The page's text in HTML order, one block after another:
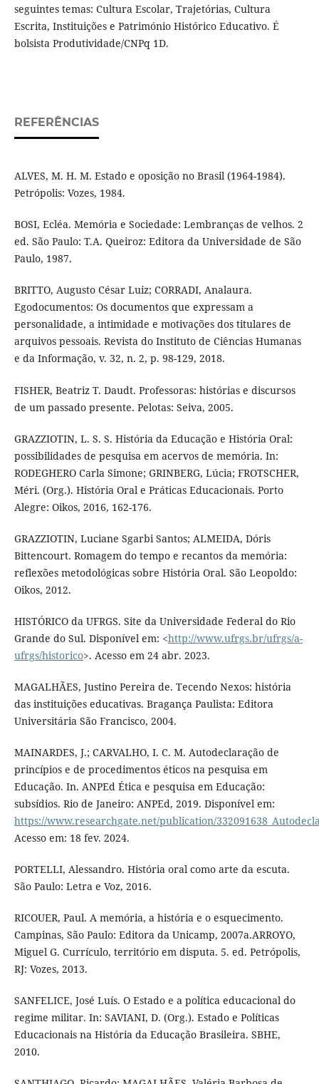
seguintes temas: Cultura Escolar, Trajetórias, Cultura
Escrita, Instituições e Património Histórico Educativo. É
bolsista Produtividade/CNPq 1D.
REFERÊNCIAS
ALVES, M. H. M. Estado e oposição no Brasil (1964-1984).
Petrópolis: Vozes, 1984.
BOSI, Ecléa. Memória e Sociedade: Lembranças de velhos. 2
ed. São Paulo: T.A. Queiroz: Editora da Universidade de São
Paulo, 1987.
BRITTO, Augusto César Luiz; CORRADI, Analaura.
Egodocumentos: Os documentos que expressam a
personalidade, a intimidade e motivações dos titulares de
arquivos pessoais. Revista do Instituto de Ciências Humanas
e da Informação, v. 32, n. 2, p. 98-129, 2018.
FISHER, Beatriz T. Daudt. Professoras: histórias e discursos
de um passado presente. Pelotas: Seiva, 2005.
GRAZZIOTIN, L. S. S. História da Educação e História Oral:
possibilidades de pesquisa em acervos de memória. In:
RODEGHERO Carla Simone; GRINBERG, Lúcia; FROTSCHER,
Méri. (Org.). História Oral e Práticas Educacionais. Porto
Alegre: Oikos, 2016, 162-176.
GRAZZIOTIN, Luciane Sgarbi Santos; ALMEIDA, Dóris
Bittencourt. Romagem do tempo e recantos da memória:
reflexões metodológicas sobre História Oral. São Leopoldo:
Oikos, 2012.
HISTÓRICO da UFRGS. Site da Universidade Federal do Rio
Grande do Sul. Disponível em: <http://www.ufrgs.br/ufrgs/a-
ufrgs/historico>. Acesso em 24 abr. 2023.
MAGALHÃES, Justino Pereira de. Tecendo Nexos: história
das instituições educativas. Bragança Paulista: Editora
Universitária São Francisco, 2004.
MAINARDES, J.; CARVALHO, I. C. M. Autodeclaração de
princípios e de procedimentos éticos na pesquisa em
Educação. In. ANPEd Ética e pesquisa em Educação:
subsídios. Rio de Janeiro: ANPEd, 2019. Disponível em:
https://www.researchgate.net/publication/
Acesso em: 18 fev. 2024.
PORTELLI, Alessandro. História oral como arte da escuta.
São Paulo: Letra e Voz, 2016.
RICOUER, Paul. A memória, a história e o esquecimento.
Campinas, São Paulo: Editora da Unicamp, 2007a.ARROYO,
Miguel G. Currículo, território em disputa. 5. ed. Petrópolis,
RJ: Vozes, 2013.
SANFELICE, José Luís. O Estado e a política educacional do
regime militar. In: SAVIANI, D. (Org.). Estado e Políticas
Educacionais na História da Educação Brasileira. SBHE,
2010.